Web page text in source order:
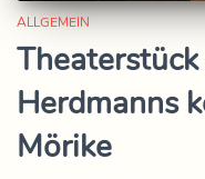
ALLGEMEIN
Herdmanns
Mörike